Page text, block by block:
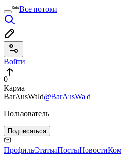
Все потоки
Войти
0
Карма
BarAusWald@BarAusWald
Пользователь
Подписаться
ПрофильСтатьиПостыНовости